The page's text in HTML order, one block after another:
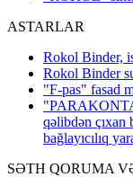
ASTARLAR
Rokol Binder,
Rokol Binder
"F-pas" fasad
qəlibdən çıxan
bağlayıcılıq
SƏTH QORUMA